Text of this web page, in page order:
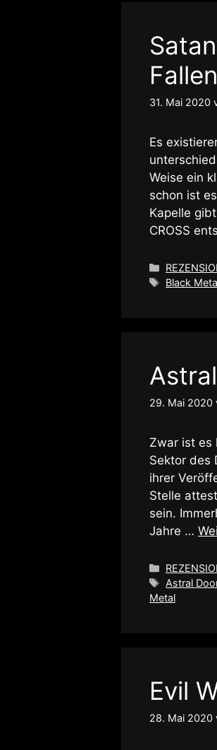
Fallen
31. Mai 2020
Es
Weise ein
schon ist
Kapelle
CROSS
Kategorien
Black
29. Mai 2020
Zwar ist es
Sektor des
ihrer
Stelle
sein.
Jahre …
Kategorien
Astral
Metal
Evil
28. Mai 2020